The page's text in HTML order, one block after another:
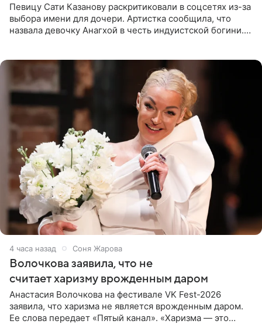
Певицу Сати Казанову раскритиковали в соцсетях из-за
выбора имени для дочери. Артистка сообщила, что
назвала девочку Анагхой в честь индуистской богини.
4 часа назад Соня Жарова
Волочкова заявила, что не
считает харизму врожденным даром
Анастасия Волочкова на фестивале VK Fest-2026
заявила, что харизма не является врожденным даром.
Ее слова передает «Пятый канал». «Харизма — это